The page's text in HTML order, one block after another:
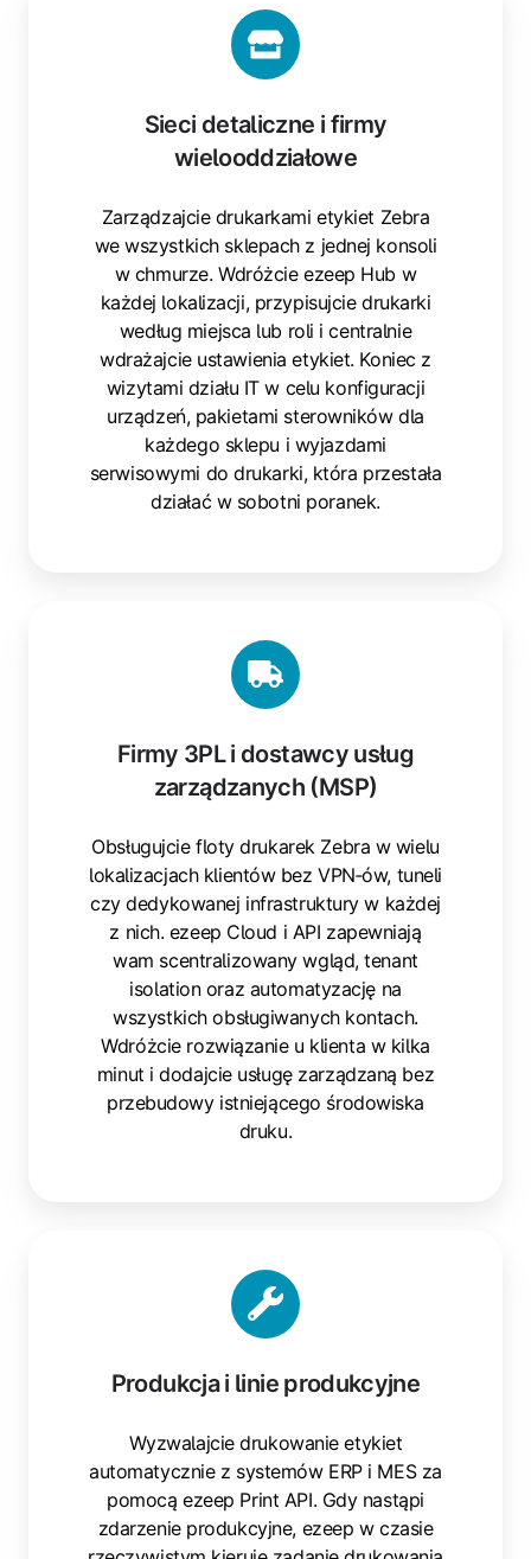
Sieci detaliczne i firmy
wielooddziałowe
Zarządzajcie drukarkami etykiet Zebra
we wszystkich sklepach z jednej konsoli
w chmurze. Wdróżcie ezeep Hub w
każdej lokalizacji, przypisujcie drukarki
według miejsca lub roli i centralnie
wdrażajcie ustawienia etykiet. Koniec z
wizytami działu IT w celu konfiguracji
urządzeń, pakietami sterowników dla
każdego sklepu i wyjazdami
serwisowymi do drukarki, która przestała
działać w sobotni poranek.
detaliczne
i
firmy
Firmy 3PL i dostawcy usług
zarządzanych (MSP)
Obsługujcie floty drukarek Zebra w wielu
lokalizacjach klientów bez VPN‑ów, tuneli
czy dedykowanej infrastruktury w każdej
z nich. ezeep Cloud i API zapewniają
wam scentralizowany wgląd, tenant
isolation oraz automatyzację na
wszystkich obsługiwanych kontach.
Wdróżcie rozwiązanie u klienta w kilka
minut i dodajcie usługę zarządzaną bez
przebudowy istniejącego środowiska
druku.
3PL
dostawcy
zarządzanych
(MSP)
Produkcja i linie produkcyjne
Wyzwalajcie drukowanie etykiet
automatycznie z systemów ERP i MES za
pomocą ezeep Print API. Gdy nastąpi
zdarzenie produkcyjne, ezeep w czasie
i
linie
produkcyjne